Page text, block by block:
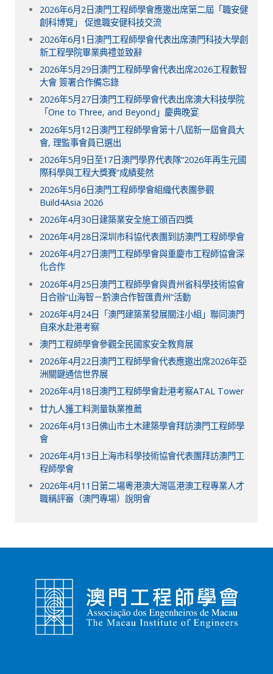
2026年6月2日澳門工程師學會應邀出席第二屆「職安健
創科博覽」 促進職安健科技交流
2026年6月1日澳門工程師學會代表出席澳門科技大學創
新工程學院畢業典禮並致辭
2026年5月29日澳門工程師學會代表出席2026工程數智
大會 簽署合作備忘錄
2026年5月27日澳門工程師學會代表出席澳大科技學院
「One to Three, and Beyond」慶典晚宴
2026年5月12日澳門工程師學會第十八屆新一屆會員大
會, 理監事會員已選出
2026年5月9日至17日澳門學界代表隊“2026年再生元國
際科學與工程大獎賽”成績斐然
2026年5月6日澳門工程師學會組織代表團參觀
Build4Asia 2026
2026年4月30日建築業安全施工頒百四獎
2026年4月28日深圳市科協代表團到訪澳門工程師學會
2026年4月27日澳門工程師學會與重慶市工程師協會深
化合作
2026年4月25日澳門工程師學會與貴州省科學技術協會
日合辦“山海智－黔澳合作智匯貴州”活動
2026年4月24日「澳門建築業發展關注小組」聯同澳門
自來水赴港考察
澳門工程師學會參觀全民國家安全教育展
2026年4月22日澳門工程師學會代表應邀出席2026年亞
洲關鍵通信世界展
2026年4月18日澳門工程師學會赴港考察ATAL Tower
廿九人獲工料測量執業推薦
2026年4月13日佛山市土木建築學會拜訪澳門工程師學
會
2026年4月13日上海市科學技術協會代表團拜訪澳門工
程師學會
2026年4月11日第二場粵港澳大灣區港澳工程專業人才
職稱評審（澳門專場）說明會